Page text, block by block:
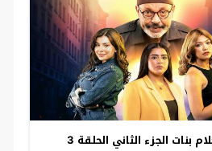
بنات الجزء الثاني الحلقة 3